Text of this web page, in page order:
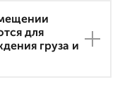
для
груза и